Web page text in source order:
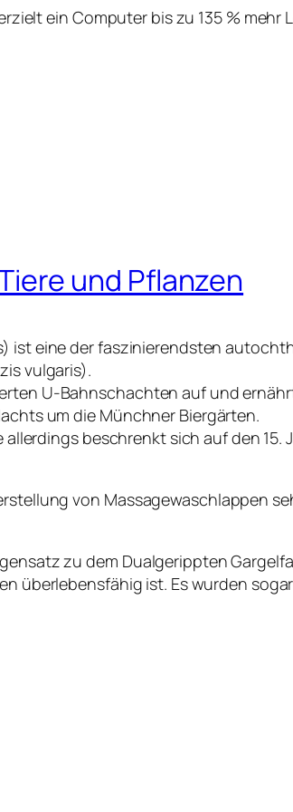
ein Computer bis zu 135 %
und Pflanzen
ist eine der faszinierendsten
vulgaris).
U-Bahnschachten auf und
um die Münchner Biergärten.
beschrenkt sich auf den 15.
von Massagewaschlappen
zu dem Dualgerippten
überlebensfähig ist. Es wurden